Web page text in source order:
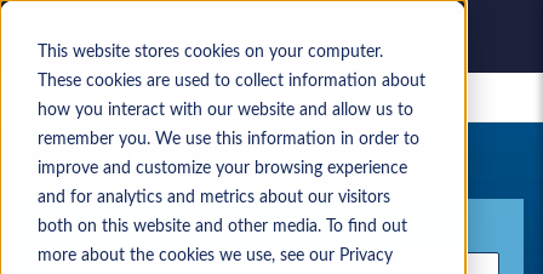
This website stores cookies on your computer.
These cookies are used to collect information about
how you interact with our website and allow us to
remember you. We use this information in order to
improve and customize your browsing experience
and for analytics and metrics about our visitors
both on this website and other media. To find out
more about the cookies we use, see our Privacy
Lavori salvati
La tua attuale ricerca di lavoro
Parola chiave